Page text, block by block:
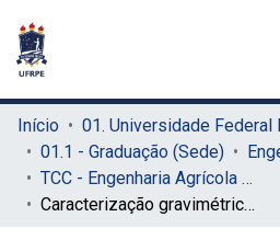
Início
01.1 - Graduação (Sede)
TCC - Engenharia Agrícola e Ambiental (Sede)
Caracterização gravimétrica de rejeito oriundo de indústria de pás eólicas em Pernambuco